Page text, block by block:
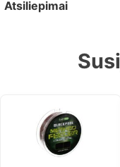
Atsiliepimai